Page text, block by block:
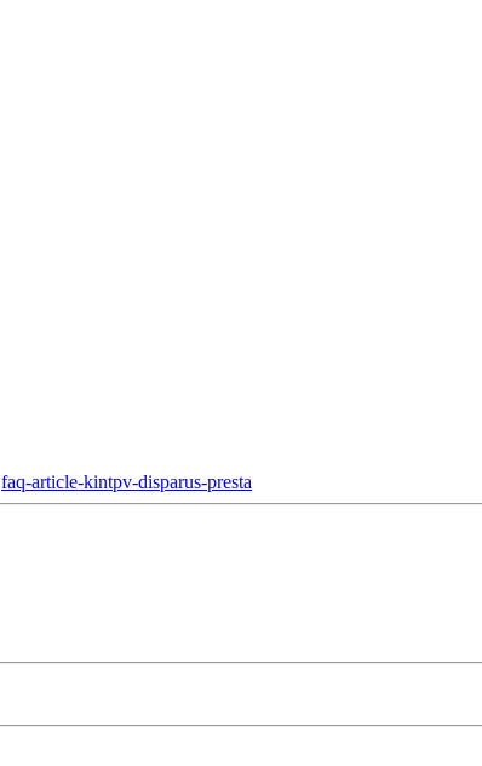
faq-article-kintpv-disparus-presta